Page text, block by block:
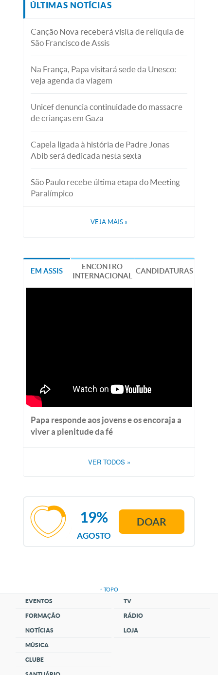
ÚLTIMAS NOTÍCIAS
Canção Nova receberá visita de relíquia de
São Francisco de Assis
Na França, Papa visitará sede da Unesco:
veja agenda da viagem
Unicef denuncia continuidade do massacre
de crianças em Gaza
Capela ligada à história de Padre Jonas
Abib será dedicada nesta sexta
São Paulo recebe última etapa do Meeting
Paralímpico
VEJA MAIS »
EM ASSIS
ENCONTRO
INTERNACIONAL
CANDIDATURAS
Papa responde aos jovens e os encoraja a
viver a plenitude da fé
VER TODOS »
AGOSTO
19% DOAR
↑ TOPO
EVENTOS
FORMAÇÃO
NOTÍCIAS
MÚSICA
CLUBE
TV
RÁDIO
LOJA